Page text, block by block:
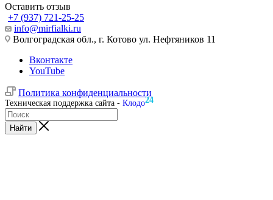
Оставить отзыв
+7 (937) 721-25-25
info@mirfialki.ru
Волгоградская обл., г. Котово ул. Нефтяников 11
Вконтакте
YouTube
Политика конфиденциальности
Техническая поддержка сайта - Клодо24
Найти